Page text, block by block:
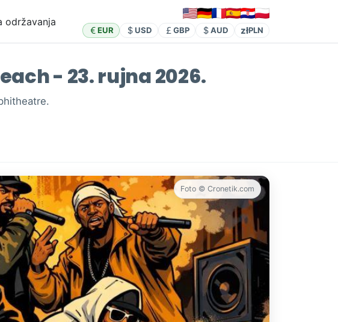
održavanja
EUR USD GBP AUD złPLN
- 23. rujna 2026.
Foto © Cronetik.com